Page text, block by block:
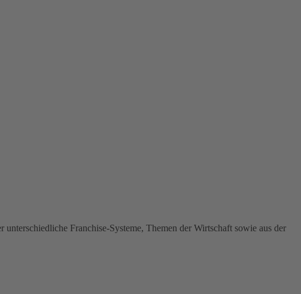
Franchise-Systeme, Themen der Wirtschaft sowie aus der